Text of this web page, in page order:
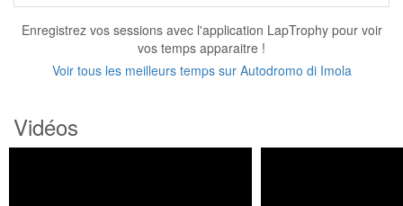
Enregistrez vos sessions avec l'application LapTrophy pour voir
vos temps apparaitre !
Voir tous les meilleurs temps sur Autodromo di Imola
Vidéos